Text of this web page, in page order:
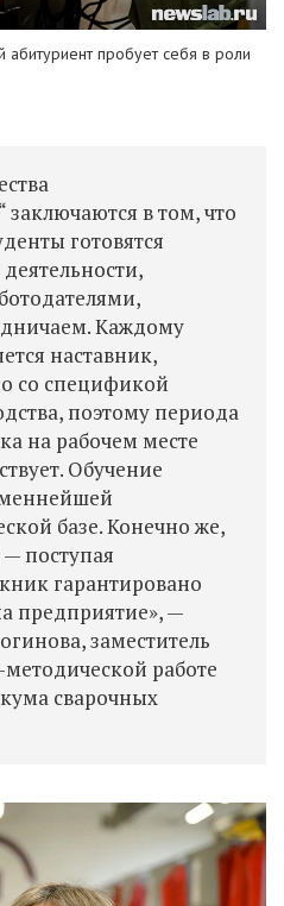
пробует себя в роли
заключаются в том, что
готовятся
Каждому
наставник,
со спецификой
поэтому периода
на рабочем месте
Обучение
базе. Конечно же,
поступая
гарантировано
предприятие», —
заместитель
работе
сварочных